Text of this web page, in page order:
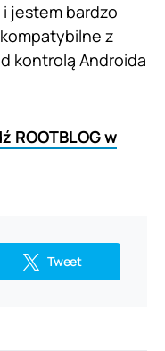
jestem bardzo
z
kontrolą Androida
ROOTBLOG w
Tweet